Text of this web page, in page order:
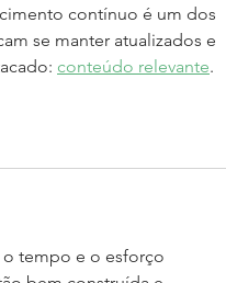
contínuo é um dos
se manter atualizados e
conteúdo relevante.
tempo e o esforço